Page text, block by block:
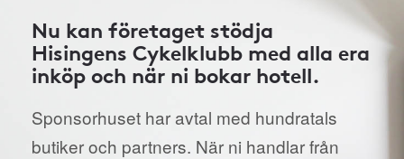
Nu kan företaget stödja
Hisingens Cykelklubb med alla era
inköp och när ni bokar hotell.
Sponsorhuset har avtal med hundratals
butiker och partners. När ni handlar från